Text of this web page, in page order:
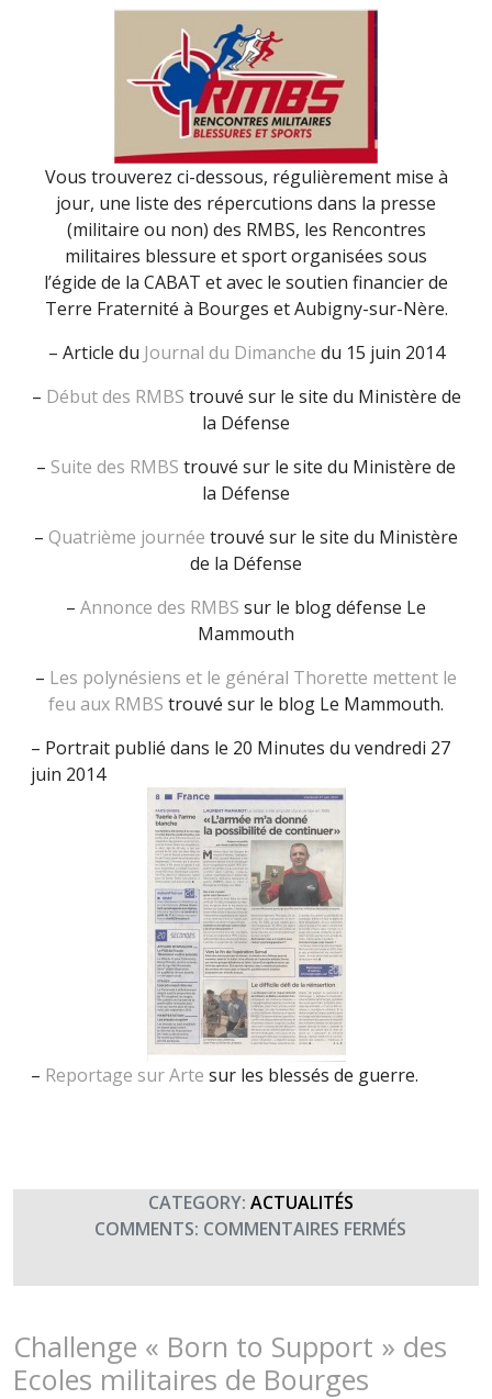
Vous trouverez ci-dessous, régulièrement mise à
jour, une liste des répercutions dans la presse
(militaire ou non) des RMBS, les Rencontres
militaires blessure et sport organisées sous
l’égide de la CABAT et avec le soutien financier de
Terre Fraternité à Bourges et Aubigny-sur-Nère.
– Article du Journal du Dimanche du 15 juin 2014
– Début des RMBS trouvé sur le site du Ministère de
la Défense
– Suite des RMBS trouvé sur le site du Ministère de
la Défense
– Quatrième journée trouvé sur le site du Ministère
de la Défense
– Annonce des RMBS sur le blog défense Le
Mammouth
– Les polynésiens et le général Thorette mettent le
feu aux RMBS trouvé sur le blog Le Mammouth.
– Portrait publié dans le 20 Minutes du vendredi 27
juin 2014
– Reportage sur Arte sur les blessés de guerre.
CATEGORY: ACTUALITÉS
COMMENTS: COMMENTAIRES FERMÉS
RMBS
LA
PRESSE
Challenge « Born to Support » des
Ecoles militaires de Bourges